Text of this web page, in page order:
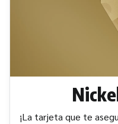
¡La tarjeta que te